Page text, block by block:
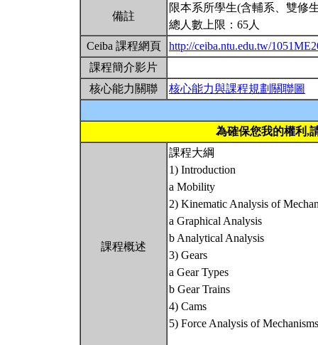
備註
限本系所學生(含輔系、雙修
總人數上限：65人
Ceiba 課程網頁
http://ceiba.ntu.edu.tw/
課程簡介影片
核心能力關聯
核心能力與課程規劃關聯圖
為確保您我的權利,
課程概述
課程大綱
1) Introduction
a Mobility
2) Kinematic Analysis of
a Graphical Analysis
b Analytical Analysis
3) Gears
a Gear Types
b Gear Trains
4) Cams
5) Force Analysis of Mechanisms